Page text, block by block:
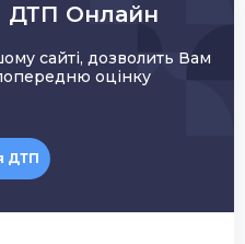
ДТП Онлайн
сайті, дозволить Вам
оцінку
ДТП